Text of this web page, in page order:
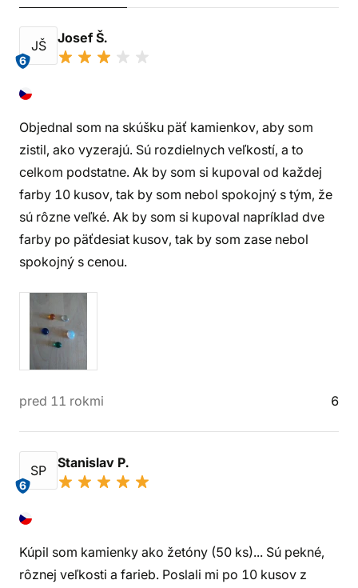
JŠ
6
Josef Š.
Objednal som na skúšku päť kamienkov, aby som
zistil, ako vyzerajú. Sú rozdielnych veľkostí, a to
celkom podstatne. Ak by som si kupoval od každej
farby 10 kusov, tak by som nebol spokojný s tým, že
sú rôzne veľké. Ak by som si kupoval napríklad dve
farby po päťdesiat kusov, tak by som zase nebol
spokojný s cenou.
pred 11 rokmi 6
SP
6
Stanislav P.
Kúpil som kamienky ako žetóny (50 ks)... Sú pekné,
rôznej veľkosti a farieb. Poslali mi po 10 kusov z